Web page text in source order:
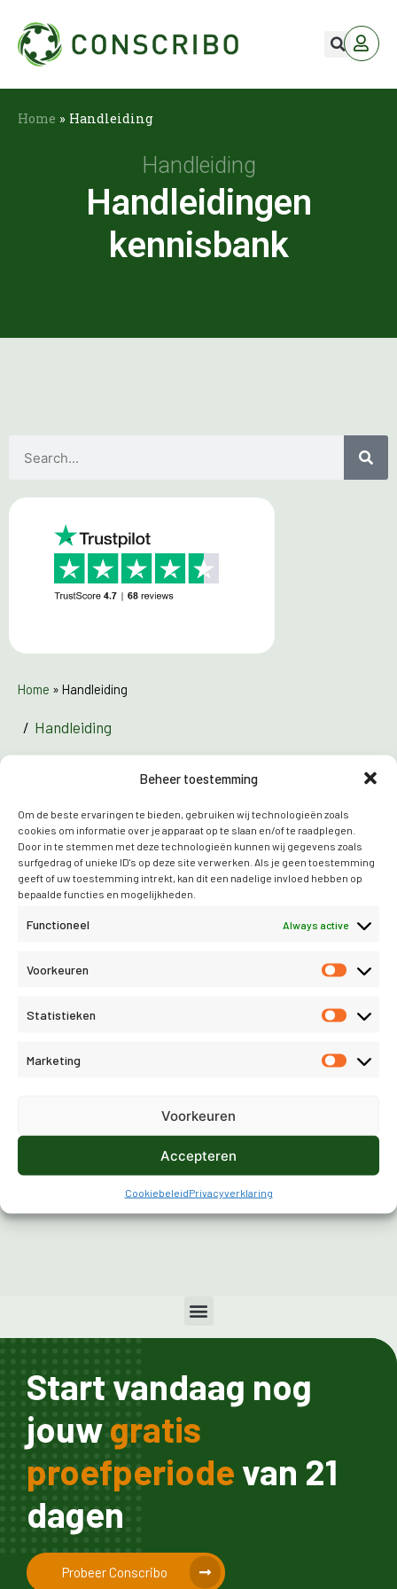
Beheer toestemming
Om de beste ervaringen te bieden, gebruiken wij technologieën zoals
cookies om informatie over je apparaat op te slaan en/of te raadplegen.
Door in te stemmen met deze technologieën kunnen wij gegevens zoals
surfgedrag of unieke ID's op deze site verwerken. Als je geen toestemming
geeft of uw toestemming intrekt, kan dit een nadelige invloed hebben op
bepaalde functies en mogelijkheden.
Functioneel Always active
Voorkeuren
Statistieken
Marketing
Accepteren
Voorkeuren
CookiebeleidPrivacyverklaring
Home » Handleiding
Handleiding
Handleidingen
kennisbank
Home » Handleiding
/ Handleiding
Conscribo
handleiding
Start vandaag nog
jouwgratis
proefperiode van 21
dagen
Probeer Conscribo